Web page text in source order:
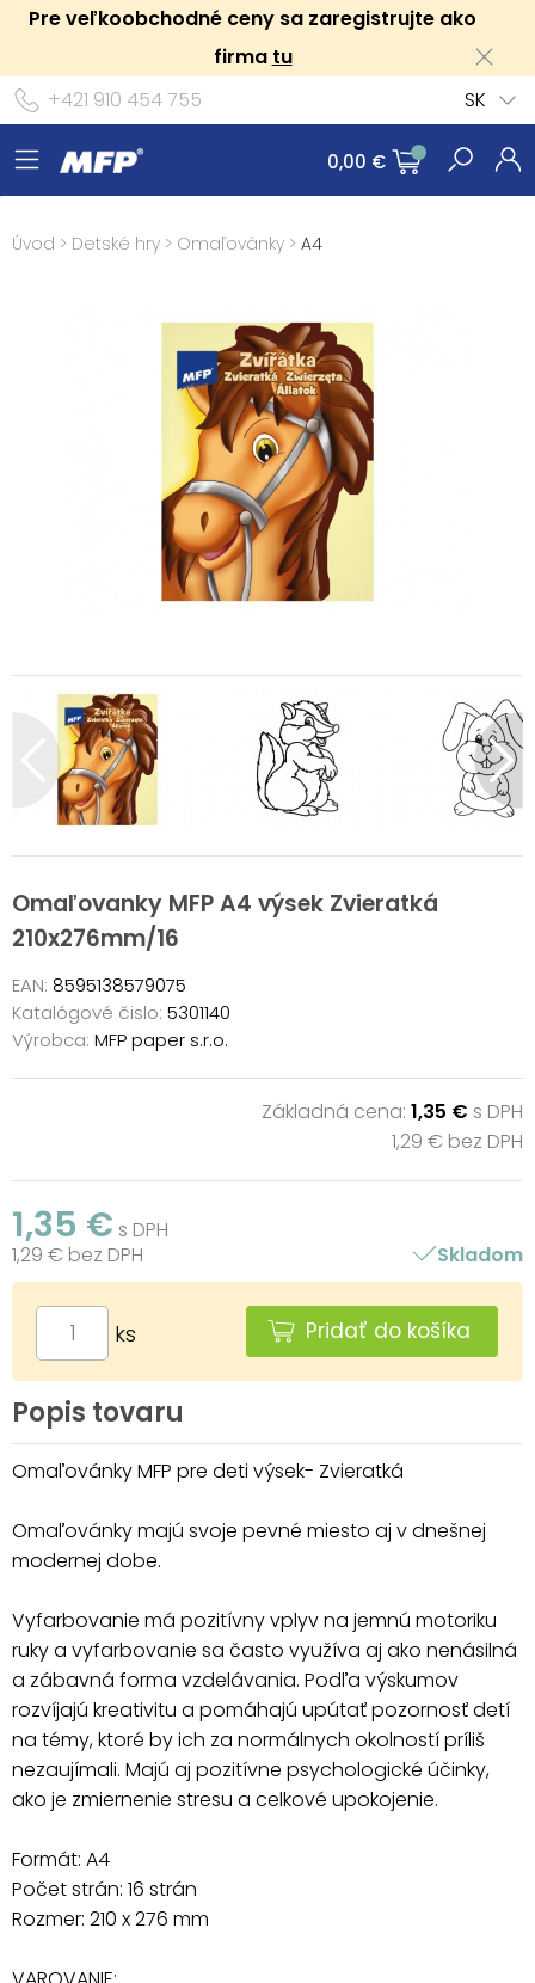
Pre veľkoobchodné ceny sa zaregistrujte ako
firma tu
+421 910 454 755
SK
0,00 €
Úvod > Detské hry > Omaľovánky > A4
Omaľovanky MFP A4 výsek Zvieratká
210x276mm/16
EAN: 8595138579075
Katalógové čislo: 5301140
Výrobca: MFP paper s.r.o.
Základná cena: 1,35 € s DPH
1,29 € bez DPH
1,35 € s DPH
1,29 € bez DPH
Skladom
ks Pridať do košíka
Popis tovaru
Omaľovánky MFP pre deti výsek- Zvieratká
Omaľovánky majú svoje pevné miesto aj v dnešnej
modernej dobe.
Vyfarbovanie má pozitívny vplyv na jemnú motoriku
ruky a vyfarbovanie sa často využíva aj ako nenásilná
a zábavná forma vzdelávania. Podľa výskumov
rozvíjajú kreativitu a pomáhajú upútať pozornosť detí
na témy, ktoré by ich za normálnych okolností príliš
nezaujímali. Majú aj pozitívne psychologické účinky,
ako je zmiernenie stresu a celkové upokojenie.
Formát: A4
Počet strán: 16 strán
Rozmer: 210 x 276 mm